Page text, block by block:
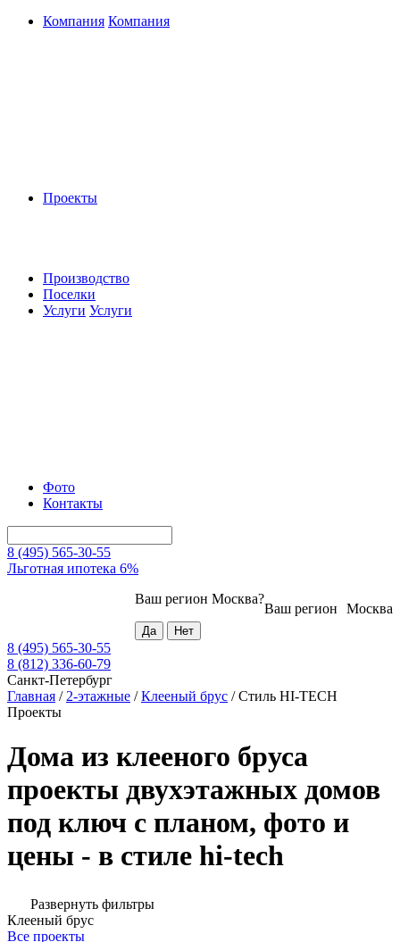
Компания Компания
Проекты
Производство
Поселки
Услуги Услуги
Фото
Контакты
8 (495) 565-30-55
Льготная ипотека 6%
Москва
Ваш регион
Ваш регион Москва?
8 (495) 565-30-55
8 (812) 336-60-79
Санкт-Петербург
Главная / 2-этажные /Клееный брус /Стиль HI-TECH
Проекты
Дома из клееного бруса
проекты двухэтажных домов
под ключ с планом, фото и
цены - в стиле hi-tech
Развернуть фильтры
Клееный брус
Все проекты